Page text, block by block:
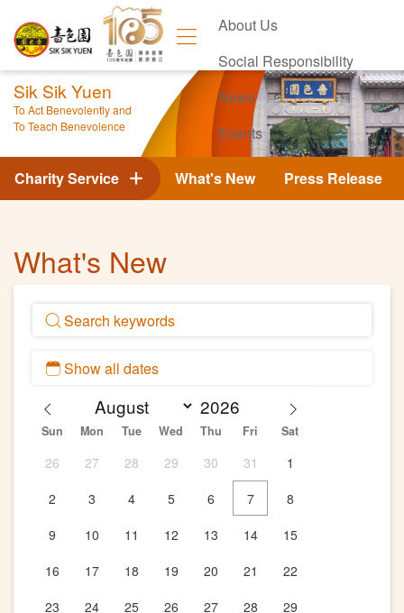
About Us
Social Responsibility
News
Events
Contact Us
Sik Sik Yuen
To Act Benevolently and
To Teach Benevolence
What's New Press Release
Charity Service
What's New
Sun Mon Tue Wed Thu Fri Sat
26 27 28 29 30 31
1
2
3 4 5 6 7
8
9
10 11 12 13 14
15
16
17 18 19 20 21
22
23
24 25 26 27 28
29